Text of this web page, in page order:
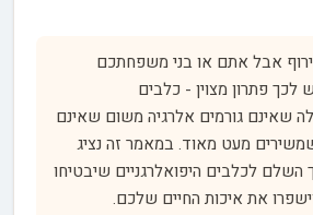
אבל אתם או בני משפחתכם
לכך פתרון מצוין - כלבים
שאינם גורמים אלרגיה משום שאינם
מעט מאוד. במאמר זה נציג
לכלבים היפואלרגניים שיבטיחו
את איכות החיים שלכם.